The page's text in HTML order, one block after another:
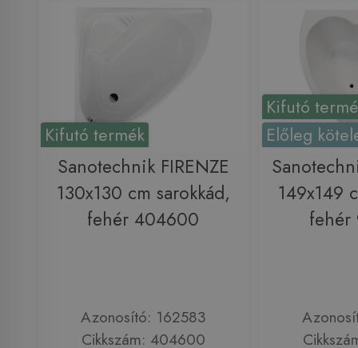
Kifutó termék
Sanotechnik FIRENZE
130x130 cm sarokkád,
fehér 404600
Azonosító: 162583
Cikkszám: 404600
Kifutó
Előleg
149x149